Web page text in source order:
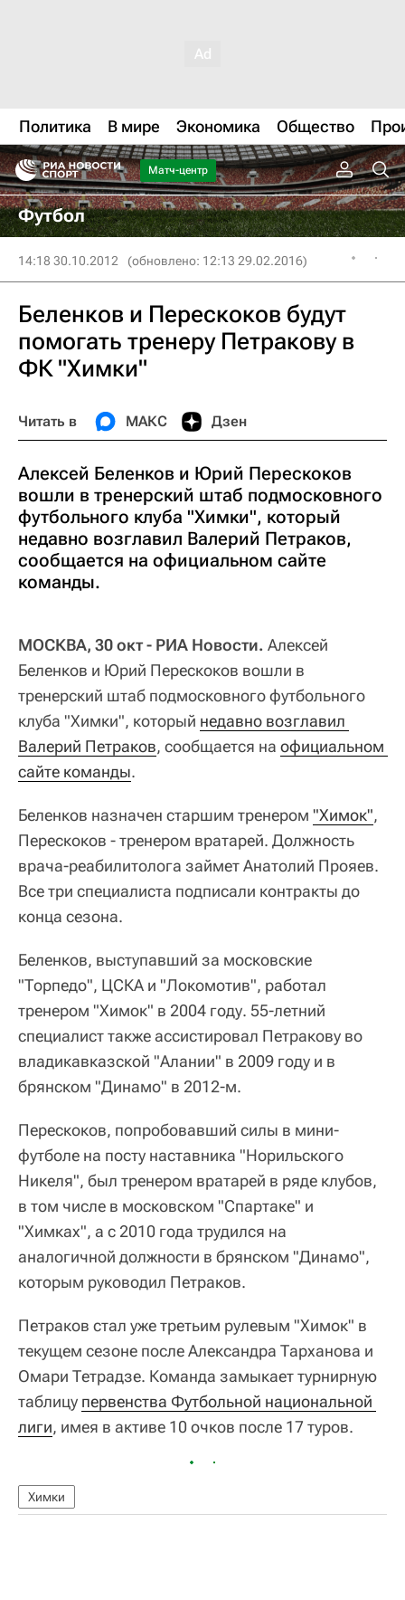
Политика В мире Экономика Общество
Матч-центр
Футбол
14:18 30.10.2012 (обновлено: 12:13 29.02.2016)
Беленков и Перескоков будут
помогать тренеру Петракову в
ФК "Химки"
Читать в МАКС Дзен
Алексей Беленков и Юрий Перескоков
вошли в тренерский штаб подмосковного
футбольного клуба "Химки", который
недавно возглавил Валерий Петраков,
сообщается на официальном сайте
команды.
МОСКВА, 30 окт - РИА Новости. Алексей
Беленков и Юрий Перескоков вошли в
тренерский штаб подмосковного футбольного
клуба "Химки", который недавно возглавил
Валерий Петраков, сообщается на официальном
сайте команды.
Беленков назначен старшим тренером "Химок",
Перескоков - тренером вратарей. Должность
врача-реабилитолога займет Анатолий Прояев.
Все три специалиста подписали контракты до
конца сезона.
Беленков, выступавший за московские
"Торпедо", ЦСКА и "Локомотив", работал
тренером "Химок" в 2004 году. 55-летний
специалист также ассистировал Петракову во
владикавказской "Алании" в 2009 году и в
брянском "Динамо" в 2012-м.
Перескоков, попробовавший силы в мини-
футболе на посту наставника "Норильского
Никеля", был тренером вратарей в ряде клубов,
в том числе в московском "Спартаке" и
"Химках", а с 2010 года трудился на
аналогичной должности в брянском "Динамо",
которым руководил Петраков.
Петраков стал уже третьим рулевым "Химок" в
текущем сезоне после Александра Тарханова и
Омари Тетрадзе. Команда замыкает турнирную
таблицу первенства Футбольной национальной
лиги, имея в активе 10 очков после 17 туров.
Химки